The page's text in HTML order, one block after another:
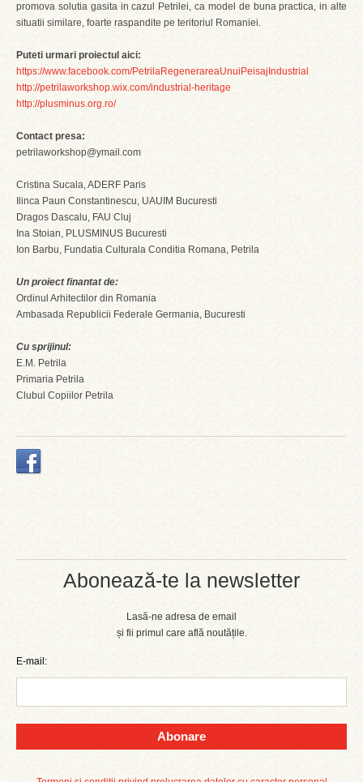
Abonează-te la newsletter
Lasă-ne adresa de email
și fii primul care află noutățile.
E-mail:
Abonare
promova solutia gasita in cazul Petrilei, ca model de buna practica, in alte
situatii similare, foarte raspandite pe teritoriul Romaniei.
Puteti urmari proiectul aici:
https://www.facebook.com/PetrilaRegenerareaUnuiPeisajIndustrial
http://petrilaworkshop.wix.com/industrial-heritage
http://plusminus.org.ro/
Contact presa:
petrilaworkshop@ymail.com
Cristina Sucala, ADERF Paris
Ilinca Paun Constantinescu, UAUIM Bucuresti
Dragos Dascalu, FAU Cluj
Ina Stoian, PLUSMINUS Bucuresti
Ion Barbu, Fundatia Culturala Conditia Romana, Petrila
Un proiect finantat de:
Ordinul Arhitectilor din Romania
Ambasada Republicii Federale Germania, Bucuresti
Cu sprijinul:
E.M. Petrila
Primaria Petrila
Clubul Copiilor Petrila